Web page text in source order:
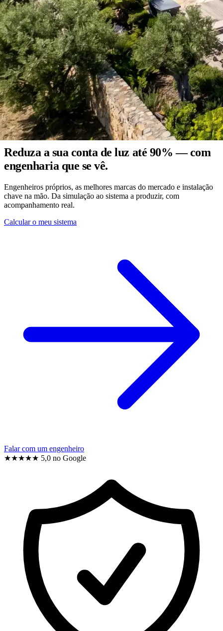
Projeto de engenharia em 24 horas
Reduza a sua conta de luz até 90% — com
engenharia que se vê.
Engenheiros próprios, as melhores marcas do mercado e instalação
chave na mão. Da simulação ao sistema a produzir, com
acompanhamento real.
Calcular o meu sistema
Falar com um engenheiro
★★★★★ 5,0 no Google